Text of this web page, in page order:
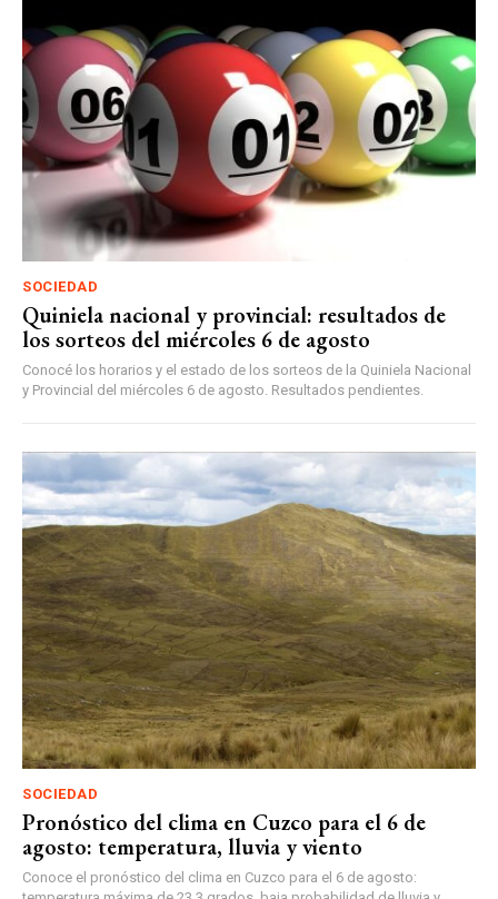
SOCIEDAD
Quiniela nacional y provincial: resultados de
los sorteos del miércoles 6 de agosto
Conocé los horarios y el estado de los sorteos de la Quiniela Nacional
y Provincial del miércoles 6 de agosto. Resultados pendientes.
SOCIEDAD
Pronóstico del clima en Cuzco para el 6 de
agosto: temperatura, lluvia y viento
Conoce el pronóstico del clima en Cuzco para el 6 de agosto: